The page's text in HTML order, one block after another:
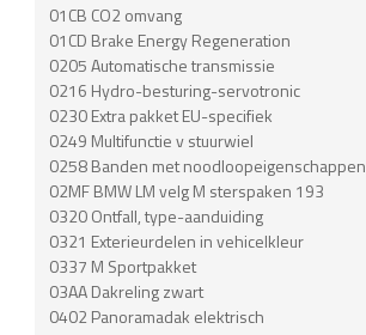
01CB CO2 omvang
01CD Brake Energy Regeneration
0205 Automatische transmissie
0216 Hydro-besturing-servotronic
0230 Extra pakket EU-specifiek
0249 Multifunctie v stuurwiel
0258 Banden met noodloopeigenschappen
02MF BMW LM velg M sterspaken 193
0320 Ontfall, type-aanduiding
0321 Exterieurdelen in vehicelkleur
0337 M Sportpakket
03AA Dakreling zwart
0402 Panoramadak elektrisch